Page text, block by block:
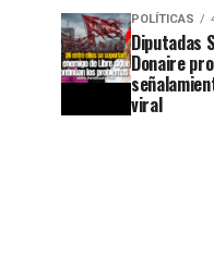
POLÍTICAS
Diputadas
Donaire
viral